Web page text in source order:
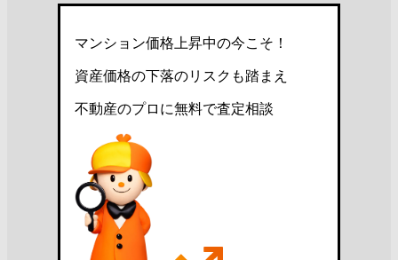
マンション価格上昇中の今こそ！
資産価格の下落のリスクも踏まえ
不動産のプロに無料で査定相談